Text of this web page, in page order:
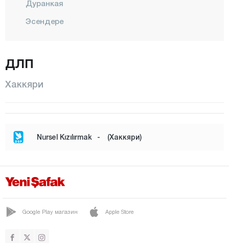
Дуранкая
Эсендере
Хатай
Кахраманмараш
Карабюк
Караман
Карс
Кастамону
Кайсери
ДЛП
Хаккяри
Nursel Kızılırmak - (Хаккяри)
Google Play магазин Apple Store